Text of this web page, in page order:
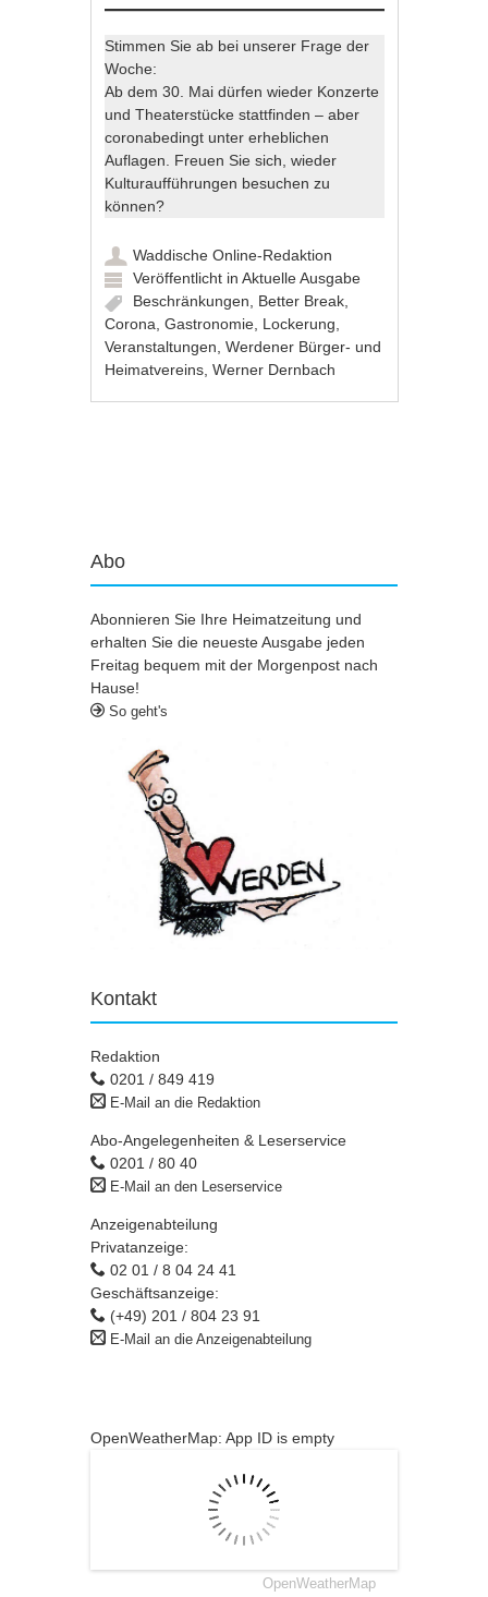
Stimmen Sie ab bei unserer Frage der
Woche:
Ab dem 30. Mai dürfen wieder Konzerte
und Theaterstücke stattfinden – aber
coronabedingt unter erheblichen
Auflagen. Freuen Sie sich, wieder
Kulturaufführungen besuchen zu
können?
Waddische Online-Redaktion
Veröffentlicht inAktuelle Ausgabe
Beschränkungen
Better Break
Corona ,Gastronomie Lockerung
Veranstaltungen ,Werdener Bürger- und
Heimatvereins ,Werner Dernbach
Abo
Abonnieren Sie Ihre Heimatzeitung und
erhalten Sie die neueste Ausgabe jeden
Freitag bequem mit der Morgenpost nach
Hause!
So geht's
Kontakt
Redaktion
0201 / 849 419
E-Mail an die Redaktion
Abo-Angelegenheiten & Leserservice
0201 / 80 40
E-Mail an den Leserservice
Anzeigenabteilung
Privatanzeige:
02 01 / 8 04 24 41
Geschäftsanzeige:
(+49) 201 / 804 23 91
E-Mail an die Anzeigenabteilung
OpenWeatherMap: App ID is empty
OpenWeatherMap